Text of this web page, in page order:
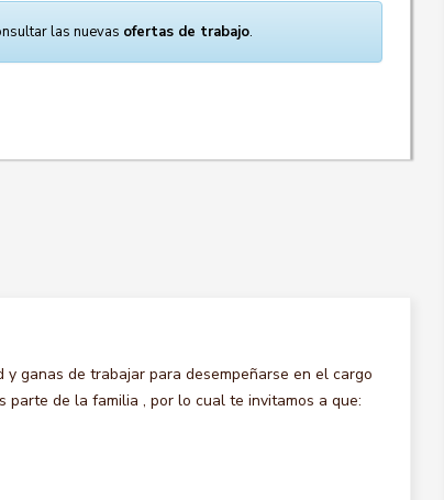
las nuevas ofertas de trabajo.
ganas de trabajar para desempeñarse en el cargo
parte de la familia , por lo cual te invitamos a que: